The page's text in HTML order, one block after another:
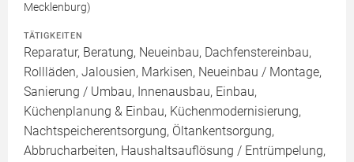
Mecklenburg)
TÄTIGKEITEN
Reparatur, Beratung, Neueinbau, Dachfenstereinbau,
Rollläden, Jalousien, Markisen, Neueinbau / Montage,
Sanierung / Umbau, Innenausbau, Einbau,
Küchenplanung & Einbau, Küchenmodernisierung,
Nachtspeicherentsorgung, Öltankentsorgung,
Abbrucharbeiten, Haushaltsauflösung / Entrümpelung,